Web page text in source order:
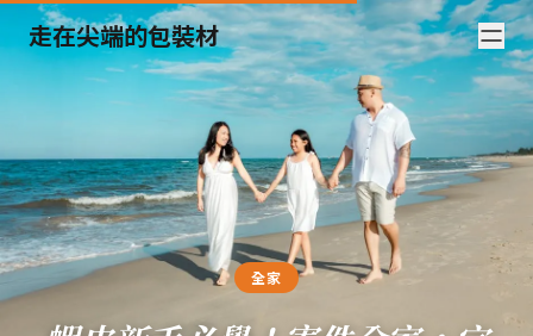
走在尖端的包裝材
全家